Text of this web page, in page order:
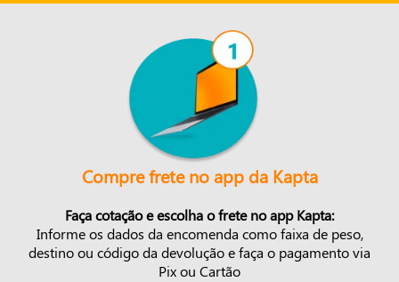
Compre frete no app da Kapta
Faça cotação e escolha o frete no app Kapta:
Informe os dados da encomenda como faixa de peso,
destino ou código da devolução e faça o pagamento via
Pix ou Cartão